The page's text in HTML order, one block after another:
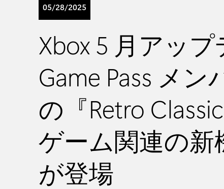
05/28/2025
Xbox 5 月アッ
Game Pass メン
の『Retro
ゲーム関連の新
が登場